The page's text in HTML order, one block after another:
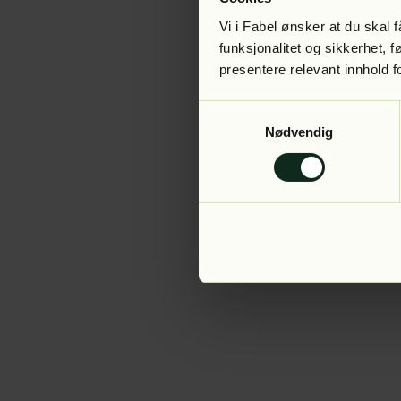
Vi i Fabel ønsker at du skal
funksjonalitet og sikkerhet,
presentere relevant innhold
Nødvendig
Application